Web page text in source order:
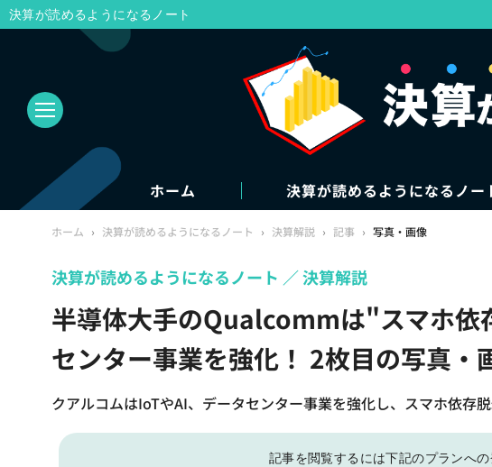
ホーム 決算が読めるようになるノー
ホーム › 決算が読めるようになるノート › 決算解説 › 記事 › 写真・画像
半導体大手のQualcommは"スマホ依
センター事業を強化！ 2枚目の写真・
クアルコムはIoTやAI、データセンター事業を強化し、スマホ依存
決算が読めるようになるノート 決算解説
記事を閲覧するには下記のプランへ
決算が読めるようになるノート